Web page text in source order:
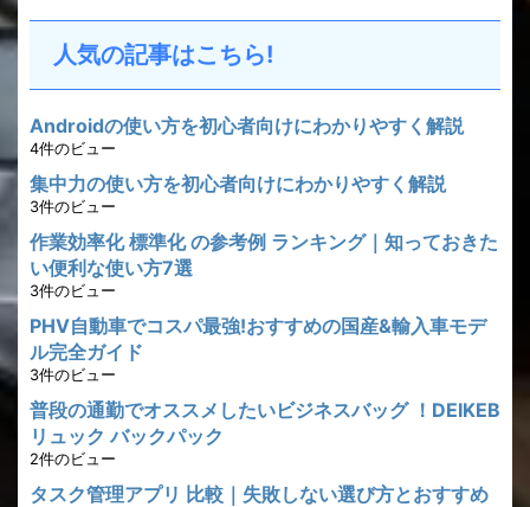
人気の記事はこちら!
Androidの使い方を初心者向けにわかりやすく解説
4件のビュー
集中力の使い方を初心者向けにわかりやすく解説
3件のビュー
作業効率化 標準化 の参考例 ランキング｜知っておきた
い便利な使い方7選
3件のビュー
PHV自動車でコスパ最強!おすすめの国産&輸入車モデ
ル完全ガイド
3件のビュー
普段の通勤でオススメしたいビジネスバッグ ！DEIKEB
リュック バックパック
2件のビュー
タスク管理アプリ 比較｜失敗しない選び方とおすすめ